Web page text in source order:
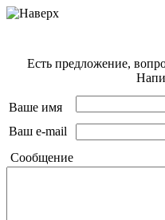
Есть предложение,
Ваше имя
Ваш e-mail
Сообщение